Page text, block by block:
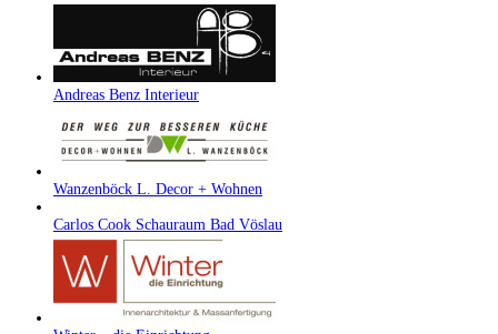
Andreas Benz Interieur
Wanzenböck L. Decor + Wohnen
Carlos Cook Schauraum Bad Vöslau